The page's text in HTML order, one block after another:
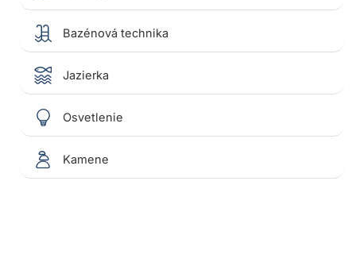
Bazénová technika
Jazierka
Osvetlenie
Kamene